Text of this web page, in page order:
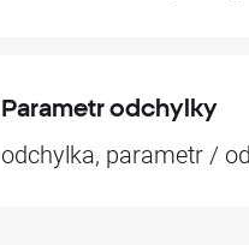
Parametr odchylky
odchylka, parametr /